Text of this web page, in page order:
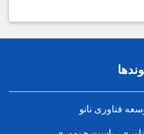
فناوری نانو